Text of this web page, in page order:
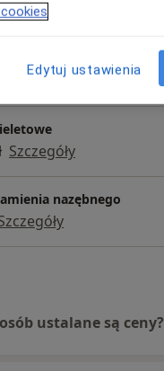
Szczegóły
Szczegóły
nazębnego
ustalane są ceny?
Edytuj ustawienia